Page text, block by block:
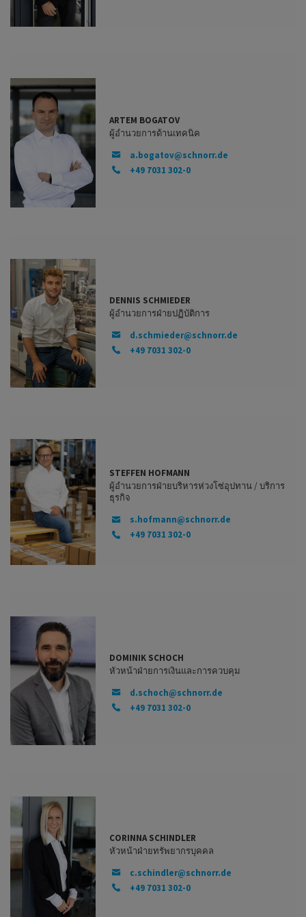
ARTEM BOGATOV
ผู้อำนวยการด้านเทคนิค
a.bogatov@schnorr.de
+49 7031 302-0
DENNIS SCHMIEDER
ผู้อำนวยการฝ่ายปฏิบัติการ
d.schmieder@schnorr.de
+49 7031 302-0
STEFFEN HOFMANN
ผู้อำนวยการฝ่ายบริหารห่วงโซ่อุปทาน / บริการ
ธุรกิจ
s.hofmann@schnorr.de
+49 7031 302-0
DOMINIK SCHOCH
หัวหน้าฝ่ายการเงินและการควบคุม
d.schoch@schnorr.de
+49 7031 302-0
CORINNA SCHINDLER
หัวหน้าฝ่ายทรัพยากรบุคคล
c.schindler@schnorr.de
+49 7031 302-0